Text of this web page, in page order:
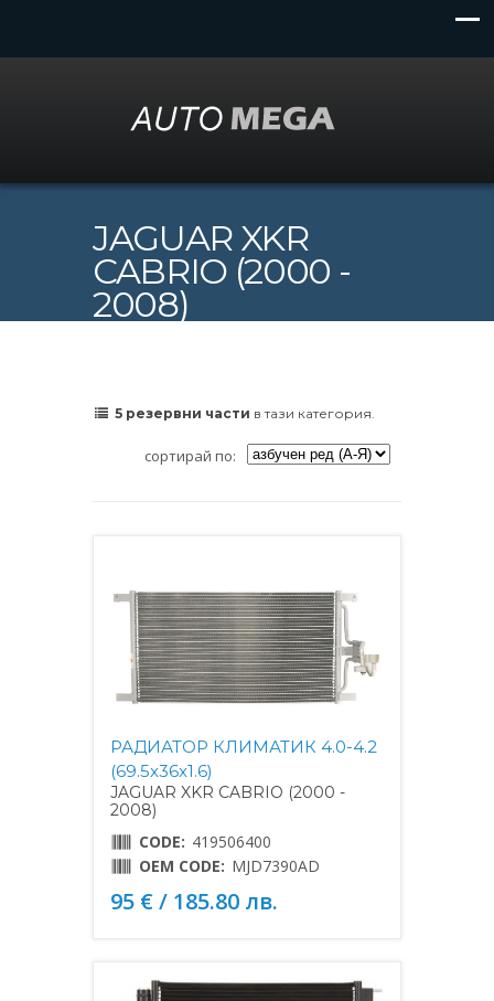
JAGUAR XKR
CABRIO (2000 -
2008)
5 резервни части в тази категория.
сортирай по:
РАДИАТОР КЛИМАТИК 4.0-4.2
(69.5x36x1.6)
JAGUAR XKR CABRIO (2000 -
2008)
CODE: 419506400
OEM CODE: MJD7390AD
95 € / 185.80 лв.